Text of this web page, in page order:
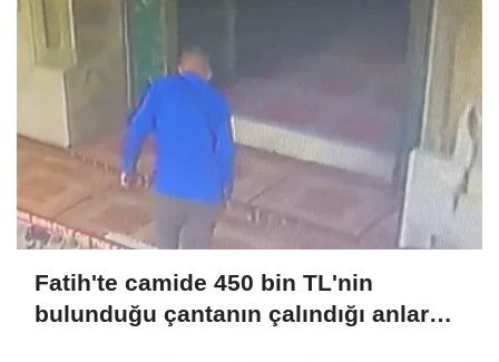
Fatih'te camide 450 bin TL'nin
bulunduğu çantanın çalındığı anlar